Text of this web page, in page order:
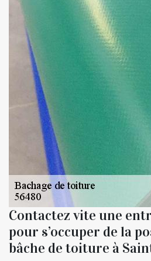
Contactez vite une
pour s’occuper de la
bâche de toiture à